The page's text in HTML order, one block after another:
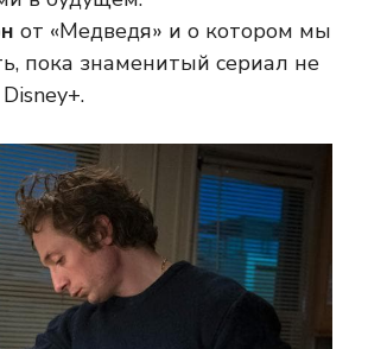
от «Медведя» и о котором мы
пока знаменитый сериал не